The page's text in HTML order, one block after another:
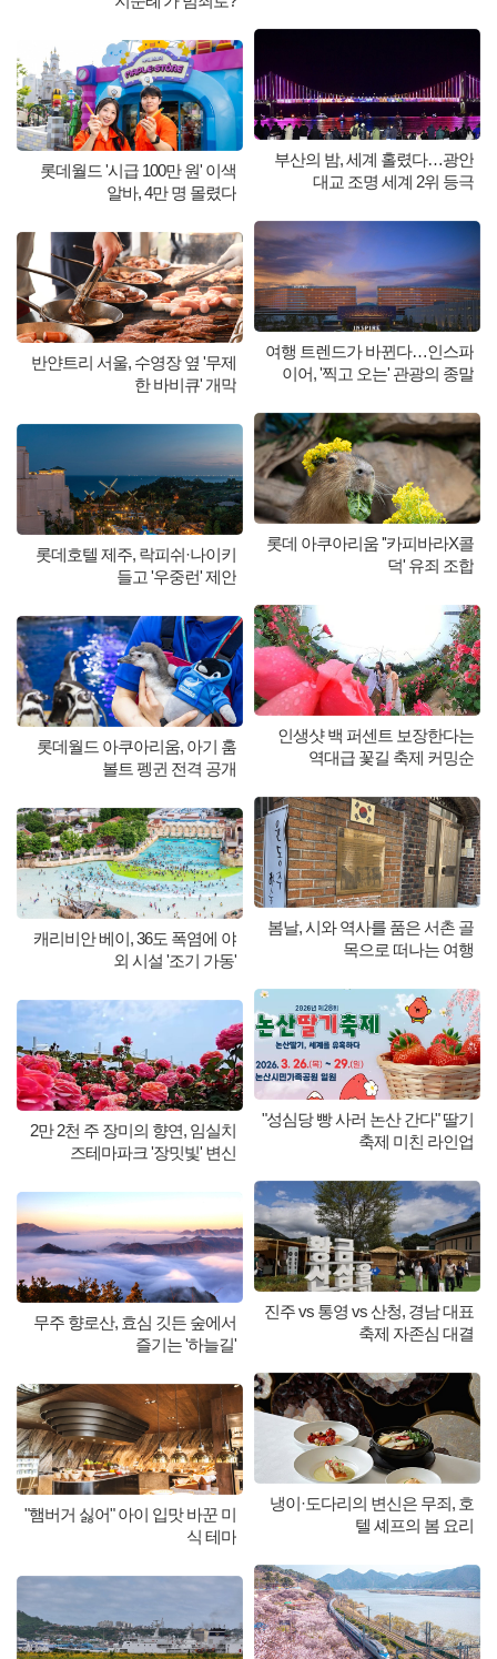
롯데월드 '시급 100만 원' 이색
알바, 4만 명 몰렸다
반얀트리 서울, 수영장 옆 '무제
한 바비큐' 개막
롯데호텔 제주, 락피쉬·나이키
들고 '우중런' 제안
롯데월드 아쿠아리움, 아기 훔
볼트 펭귄 전격 공개
캐리비안 베이, 36도 폭염에 야
외 시설 '조기 가동'
2만 2천 주 장미의 향연, 임실치
즈테마파크 '장밋빛' 변신
무주 향로산, 효심 깃든 숲에서
즐기는 '하늘길'
"햄버거 싫어" 아이 입맛 바꾼 미
식 테마
부산의 밤, 세계 홀렸다…광안
대교 조명 세계 2위 등극
여행 트렌드가 바뀐다…인스파
이어, '찍고 오는' 관광의 종말
롯데 아쿠아리움 ''카피바라X콜
덕' 유죄 조합
인생샷 백 퍼센트 보장한다는
역대급 꽃길 축제 커밍순
봄날, 시와 역사를 품은 서촌 골
목으로 떠나는 여행
"성심당 빵 사러 논산 간다" 딸기
축제 미친 라인업
진주 vs 통영 vs 산청, 경남 대표
축제 자존심 대결
냉이·도다리의 변신은 무죄, 호
텔 셰프의 봄 요리